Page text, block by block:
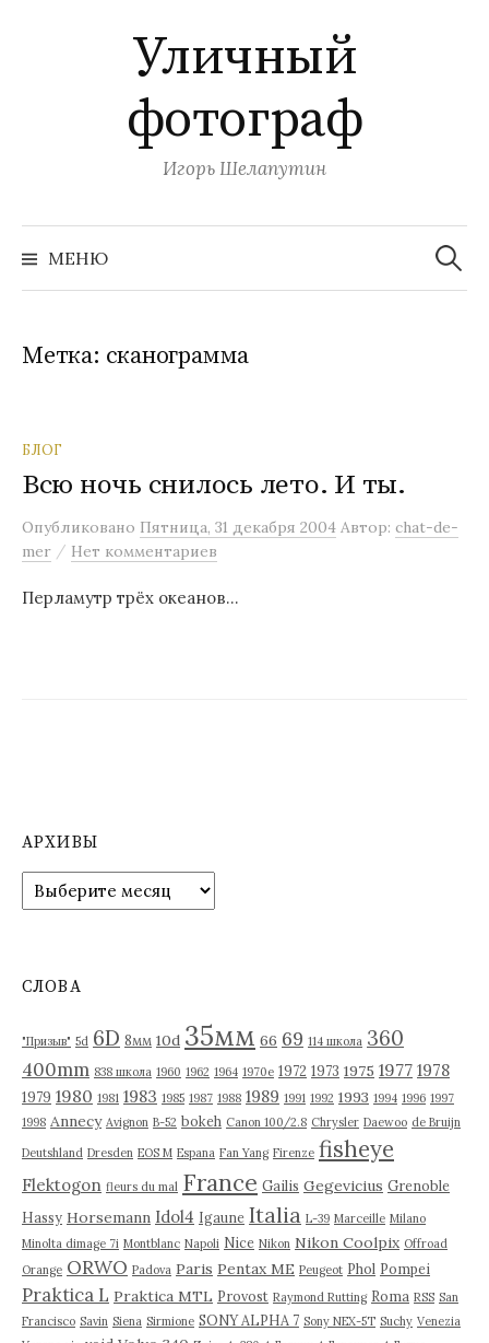
к
с
р
м
о
м
у
Уличный
фотограф
Игорь Шелапутин
МЕНЮ а
й
Метка: сканограмма
БЛОГ
Всю ночь снилось лето. И ты.
Опубликовано Пятница, 31 декабря 2004 Автор: chat-de-
mer / Нет комментариев
Перламутр трёх океанов…
АРХИВЫ
р
в
СЛОВА
"Призыв" 5d 6D 8мм 10d 35мм 66 69 114 школа 360
400mm 838 школа 1960 1962 1964 1970е 1972 1973 1975 1977 1978
1979 1980 1981 1983 1985 1987 1988 1989 1991 1992 1993 1994 1996 1997
1998 Annecy Avignon B-52 bokeh Canon 100/2.8 Chrysler Daewoo de Bruijn
Deutshland Dresden EOS M Espana Fan Yang Firenze fisheye
Flektogon fleurs du mal France Gailis Gegevicius Grenoble
Hassy Horsemann Idol4 Igaune Italia L-39 Marceille Milano
Minolta dimage 7i Montblanc Napoli Nice Nikon Nikon Coolpix Offroad
Orange ORWO Padova Paris Pentax ME Peugeot Phol Pompei
Praktica L Praktica MTL Provost Raymond Rutting Roma RSS San
Francisco Savin Siena Sirmione SONY ALPHA 7 Sony NEX-5T Suchy Venezia